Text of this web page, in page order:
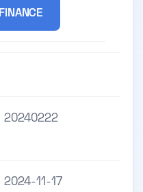
FINANCE
20240222
2024-11-17